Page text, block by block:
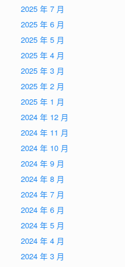
2025 年 7 月
2025 年 6 月
2025 年 5 月
2025 年 4 月
2025 年 3 月
2025 年 2 月
2025 年 1 月
2024 年 12 月
2024 年 11 月
2024 年 10 月
2024 年 9 月
2024 年 8 月
2024 年 7 月
2024 年 6 月
2024 年 5 月
2024 年 4 月
2024 年 3 月